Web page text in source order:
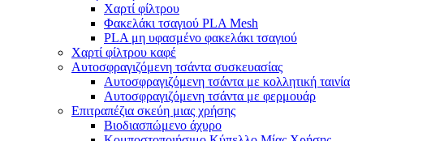
Χαρτί φίλτρου
Φακελάκι τσαγιού PLA Mesh
PLA μη υφασμένο φακελάκι τσαγιού
Χαρτί φίλτρου καφέ
Αυτοσφραγιζόμενη τσάντα συσκευασίας
Αυτοσφραγιζόμενη τσάντα με κολλητική ταινία
Αυτοσφραγιζόμενη τσάντα με φερμουάρ
Επιτραπέζια σκεύη μιας χρήσης
Βιοδιασπώμενο άχυρο